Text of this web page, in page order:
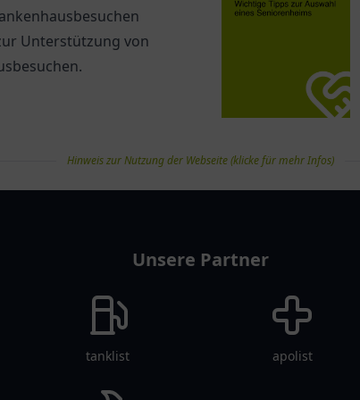
Unterstützung von
Hinweis zur Nutzung der Webseite (klicke für mehr Infos)
Unsere Partner
tanklist apolist